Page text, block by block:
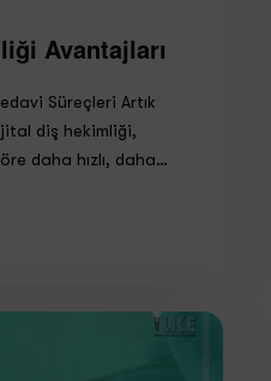
Avantajları
Süreçleri Artık
diş hekimliği,
daha hızlı, daha…